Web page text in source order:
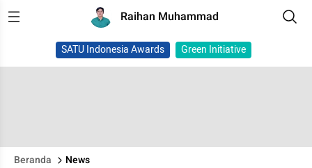
Raihan Muhammad
SATU Indonesia Awards Green Initiative
Beranda News